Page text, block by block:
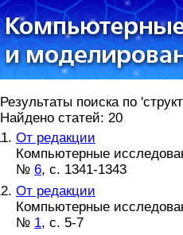
Результаты поиска по
Найдено статей: 20
От редакции
Компьютерные
№ 6, с. 1341-1343
От редакции
Компьютерные
№ 1, с. 5-7